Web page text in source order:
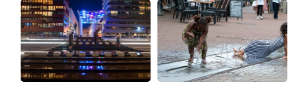
Klimaatstraat
Apeldoorn
Grotestraat
Nijverdal